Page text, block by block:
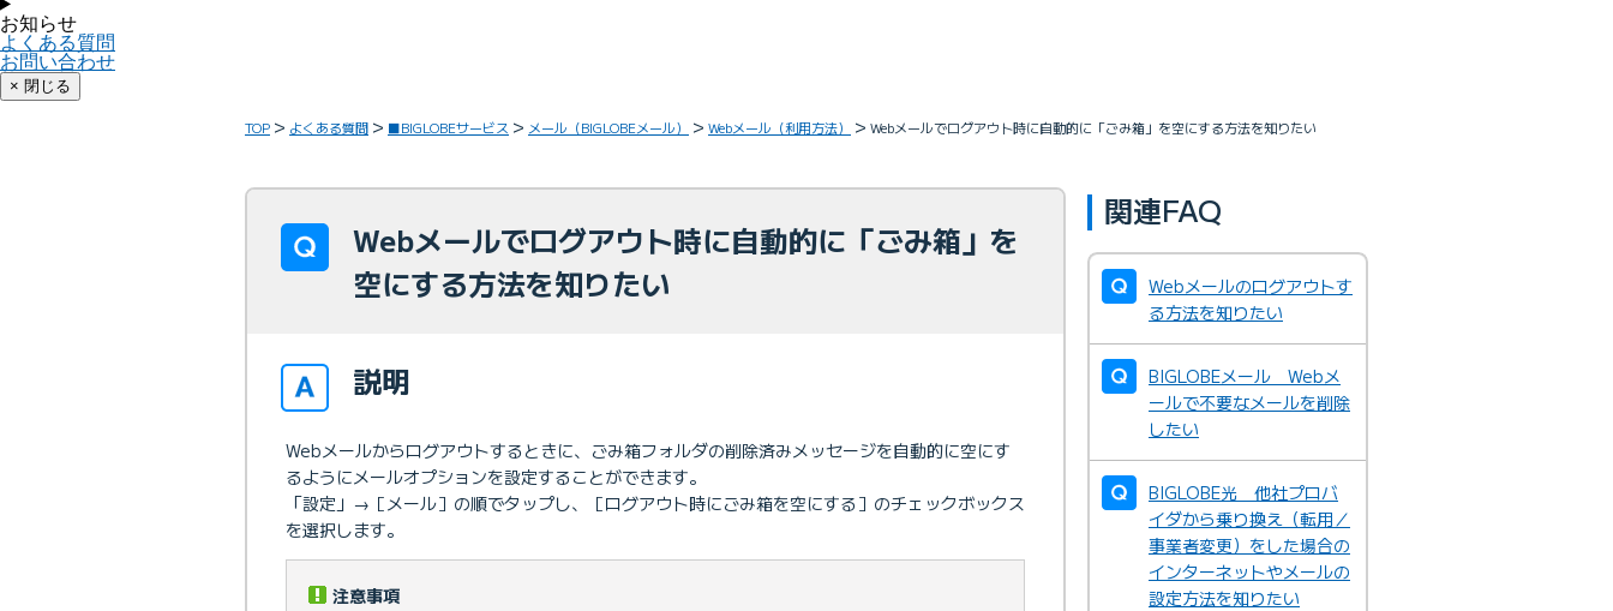
お知らせ
よくある質問
お問い合わせ
× 閉じる
TOP よくある質問 ■BIGLOBEサービス メール（BIGLOBEメール） Webメール（利用方法） Webメールでログアウト時に自動的に「ごみ箱」を空にする方法を知りたい
Webメールでログアウト時に自動的に「ごみ箱」を
空にする方法を知りたい
説明
Webメールからログアウトするときに、ごみ箱フォルダの削除済みメッセージを自動的に空にす
るようにメールオプションを設定することができます。
「設定」→［メール］の順でタップし、［ログアウト時にごみ箱を空にする］のチェックボックス
を選択します。
注意事項
関連FAQ
Webメールのログアウトす
る方法を知りたい
BIGLOBEメール Webメ
ールで不要なメールを削除
したい
BIGLOBE光 他社プロバ
イダから乗り換え（転用／
事業者変更）をした場合の
インターネットやメールの
設定方法を知りたい